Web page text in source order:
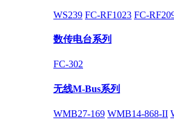
WS239 FC-RF1023 FC-
数传电台系列
FC-302
无线M-Bus系列
WMB27-169 WMB14-868-II